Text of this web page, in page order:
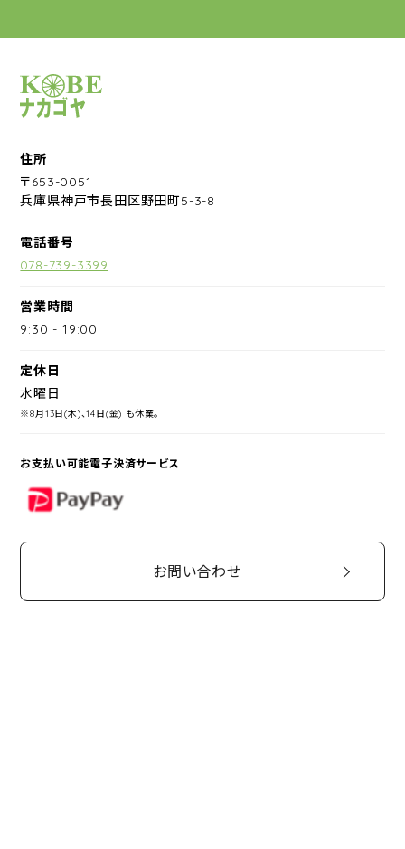
サイクルショップナカゴヤ
住所
〒653-0051
兵庫県神戸市長田区野田町5-3-8
電話番号
078-739-3399
営業時間
9:30 -19:00
定休日
水曜日
※8月13日(木)、14日(金) も休業。
お支払い可能電子決済サービス
PayPay
お問い合わせ